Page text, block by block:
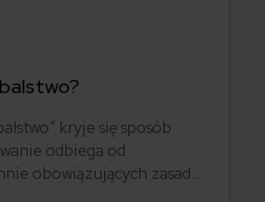
kryje się sposób
odbiega od
obowiązujących zasad.